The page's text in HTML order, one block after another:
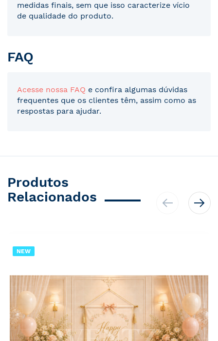
medidas finais, sem que isso caracterize vício
de qualidade do produto.
FAQ
Acesse nossa FAQ e confira algumas dúvidas
frequentes que os clientes têm, assim como as
respostas para ajudar.
Produtos
Relacionados
NEW